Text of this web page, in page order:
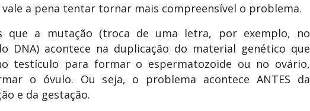
vale a pena tentar tornar mais compreensível o problema.
que a mutação (troca de uma letra, por exemplo, no
DNA) acontece na duplicação do material genético que
testículo para formar o espermatozoide ou no ovário,
o óvulo. Ou seja, o problema acontece ANTES da
e da gestação.